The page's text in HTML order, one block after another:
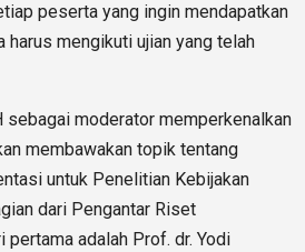
peserta yang ingin mendapatkan
mengikuti ujian yang telah
sebagai moderator memperkenalkan
membawakan topik tentang
untuk Penelitian Kebijakan
dari Pengantar Riset
pertama adalah Prof. dr. Yodi